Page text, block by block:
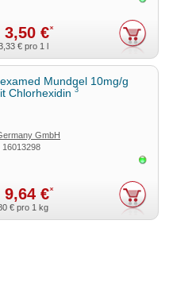
3,50 €*
€ pro 1 l
Mundgel 10mg/g
Chlorhexidin3
GmbH
16013298
9,64 €*
€ pro 1 kg